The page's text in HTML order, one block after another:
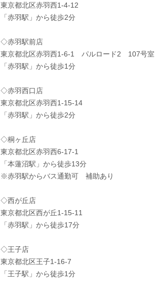
東京都北区赤羽西1-4-12
「赤羽駅」から徒歩2分
◇赤羽駅前店
東京都北区赤羽西1-6-1 パルロード2 107号室
「赤羽駅」から徒歩1分
◇赤羽西口店
東京都北区赤羽西1-15-14
「赤羽駅」から徒歩2分
◇桐ヶ丘店
東京都北区赤羽西6-17-1
「本蓮沼駅」から徒歩13分
※赤羽駅からバス通勤可 補助あり
◇西が丘店
東京都北区西が丘1-15-11
「赤羽駅」から徒歩17分
◇王子店
東京都北区王子1-16-7
「王子駅」から徒歩1分